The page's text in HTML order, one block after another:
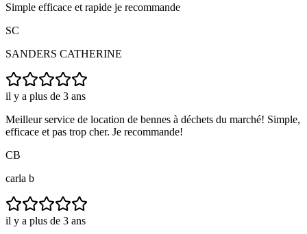
Simple efficace et rapide je recommande
SC
SANDERS CATHERINE
il y a plus de 3 ans
Meilleur service de location de bennes à déchets du marché! Simple,
efficace et pas trop cher. Je recommande!
CB
carla b
il y a plus de 3 ans